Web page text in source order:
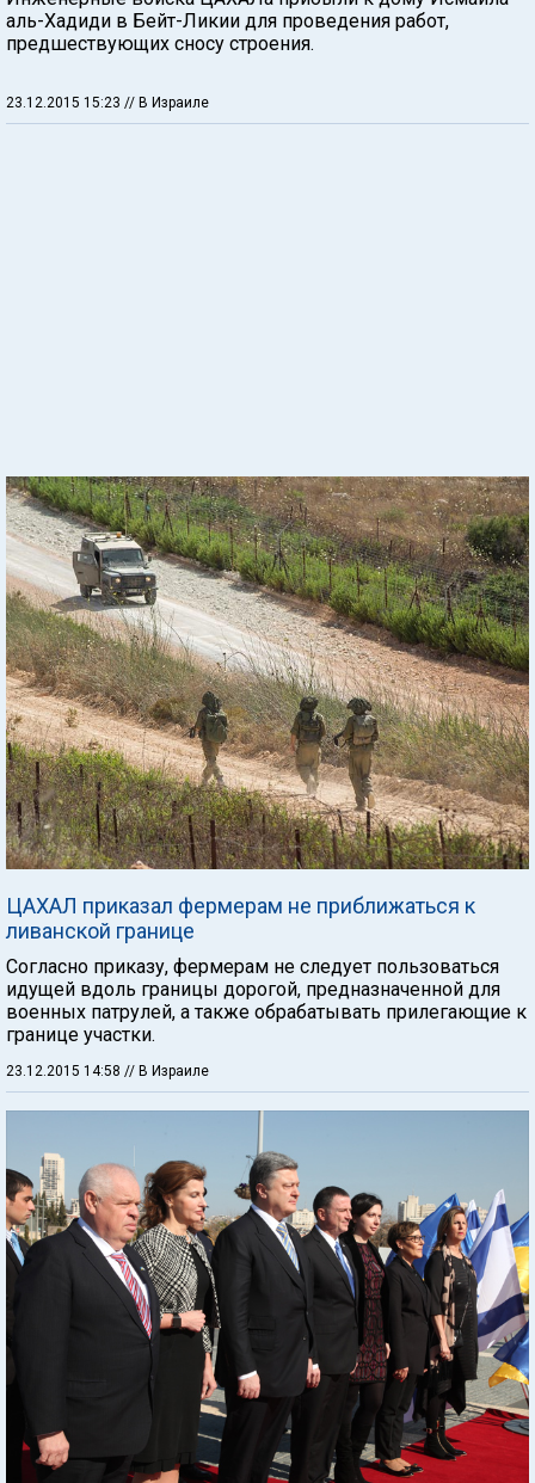
аль-Хадиди в Бейт-Ликии для проведения работ,
предшествующих сносу строения.
23.12.2015 15:23 // В Израиле
ЦАХАЛ приказал фермерам не приближаться к
ливанской границе
Согласно приказу, фермерам не следует пользоваться
идущей вдоль границы дорогой, предназначенной для
военных патрулей, а также обрабатывать прилегающие к
границе участки.
23.12.2015 14:58 // В Израиле